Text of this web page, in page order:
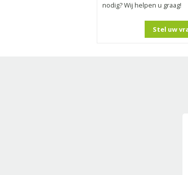
nodig? Wij helpen u graag!
Stel uw